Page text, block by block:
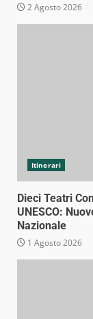
2 Agosto 2026
Itinerari
Dieci Teatri
UNESCO:
Nazionale
1 Agosto 2026